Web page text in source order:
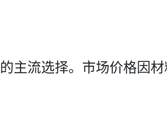
主流选择。市场价格因